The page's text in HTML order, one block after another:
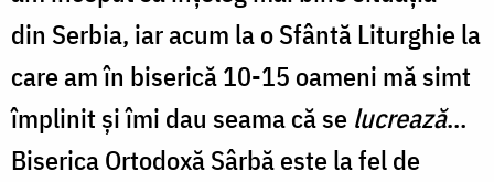
din Serbia, iar acum la o Sfântă Liturghie la
care am în biserică 10-15 oameni mă simt
împlinit și îmi dau seama că se lucrează…
Biserica Ortodoxă Sârbă este la fel de